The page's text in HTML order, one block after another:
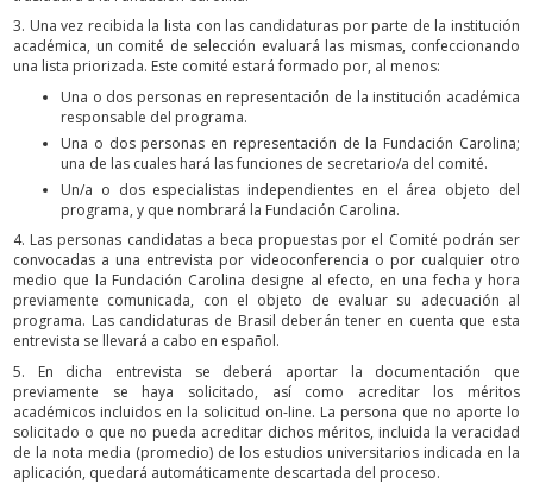
3. Una vez recibida la lista con las candidaturas por parte de la institución
académica, un comité de selección evaluará las mismas, confeccionando
una lista priorizada. Este comité estará formado por, al menos:
Una o dos personas en representación de la institución académica
responsable del programa.
Una o dos personas en representación de la Fundación Carolina;
una de las cuales hará las funciones de secretario/a del comité.
Un/a o dos especialistas independientes en el área objeto del
programa, y que nombrará la Fundación Carolina.
4. Las personas candidatas a beca propuestas por el Comité podrán ser
convocadas a una entrevista por videoconferencia o por cualquier otro
medio que la Fundación Carolina designe al efecto, en una fecha y hora
previamente comunicada, con el objeto de evaluar su adecuación al
programa. Las candidaturas de Brasil deberán tener en cuenta que esta
entrevista se llevará a cabo en español.
5. En dicha entrevista se deberá aportar la documentación que
previamente se haya solicitado, así como acreditar los méritos
académicos incluidos en la solicitud on-line. La persona que no aporte lo
solicitado o que no pueda acreditar dichos méritos, incluida la veracidad
de la nota media (promedio) de los estudios universitarios indicada en la
aplicación, quedará automáticamente descartada del proceso.